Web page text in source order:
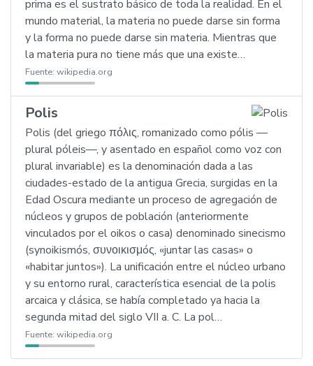
prima es el sustrato básico de toda la realidad. En el
mundo material, la materia no puede darse sin forma
y la forma no puede darse sin materia. Mientras que
la materia pura no tiene más que una existe…
Fuente: wikipedia.org
Polis
Polis (del griego πόλις, romanizado como pólis —
plural póleis—, y asentado en español como voz con
plural invariable) es la denominación dada a las
ciudades-estado de la antigua Grecia, surgidas en la
Edad Oscura mediante un proceso de agregación de
núcleos y grupos de población (anteriormente
vinculados por el oikos o casa) denominado sinecismo
(synoikismós, συνοικισμóς, «juntar las casas» o
«habitar juntos»). La unificación entre el núcleo urbano
y su entorno rural, característica esencial de la polis
arcaica y clásica, se había completado ya hacia la
segunda mitad del siglo VII a. C. La pol…
Fuente: wikipedia.org